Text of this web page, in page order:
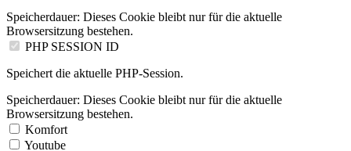
Speicherdauer: Dieses Cookie bleibt nur für die aktuelle
Browsersitzung bestehen.
PHP SESSION ID
Speichert die aktuelle PHP-Session.
Speicherdauer: Dieses Cookie bleibt nur für die aktuelle
Browsersitzung bestehen.
Komfort
Youtube